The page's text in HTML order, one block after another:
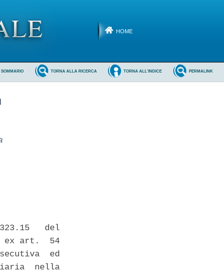
HOME
PERMALINK
TORNA ALL'INDICE
TORNA ALLA RICERCA
del
ex art.  54
ed
nella